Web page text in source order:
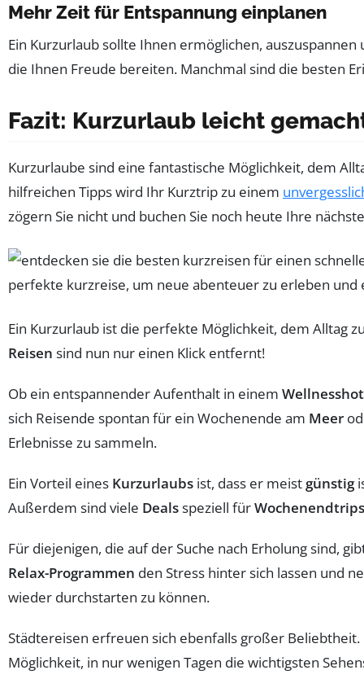
Mehr Zeit für Entspannung einplanen
Ein Kurzurlaub sollte Ihnen ermöglichen,
die Ihnen Freude bereiten. Manchmal sind die besten
Fazit: Kurzurlaub leicht
Kurzurlaube sind eine fantastische Möglichkeit, dem
hilfreichen Tipps wird Ihr Kurztrip zu einem
zögern Sie nicht und buchen Sie noch heute Ihre
Ein Kurzurlaub ist die perfekte Möglichkeit, dem Alltag
Reisen sind nun nur einen Klick entfernt!
Ob ein entspannender Aufenthalt in einem
sich Reisende spontan für ein Wochenende am Meer
Erlebnisse zu sammeln.
Ein Vorteil eines Kurzurlaubs ist, dass er meist günstig
Außerdem sind viele Dealsspeziell fürWochenendtrips
Für diejenigen, die auf der Suche nach Erholung sind,
Relax-Programmen den Stress hinter sich lassen und
wieder durchstarten zu können.
Städtereisen erfreuen sich ebenfalls großer Beliebtheit.
Möglichkeit, in nur wenigen Tagen die wichtigsten